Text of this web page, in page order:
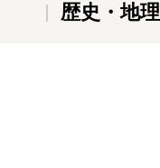
歴史・地理